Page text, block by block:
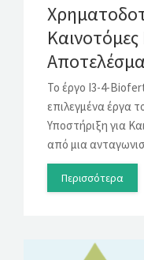
Καινοτόμες
Το έργο I3-4-
επιλεγμένα έργα
Υποστήριξη για
από μια
Περισσότερα